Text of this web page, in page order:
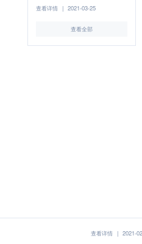
查看详情 | 2021-03-25
查看全部
查看详情 | 2021-